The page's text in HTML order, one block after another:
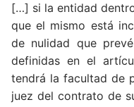
[…] si la entidad
que el mismo está
de nulidad que
definidas en el
tendrá la facultad de
juez del contrato de